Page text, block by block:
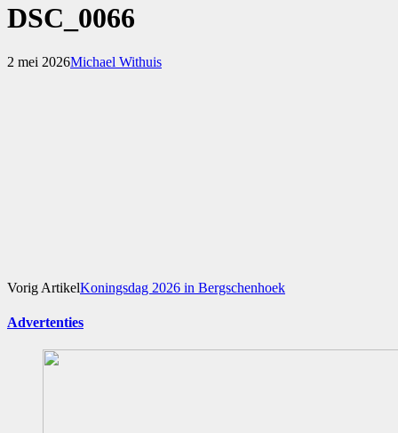
DSC_0066
2 mei 2026Michael Withuis
Vorig ArtikelKoningsdag 2026 in Bergschenhoek
Advertenties